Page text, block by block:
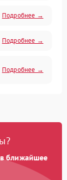
Подробнее →
Подробнее →
Подробнее →
Подробнее →
Подробнее →
ближайшее